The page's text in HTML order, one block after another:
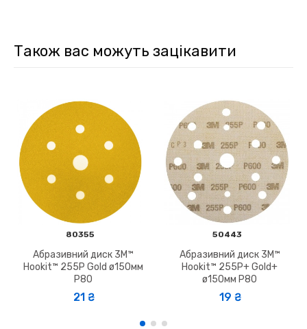
Також вас можуть зацікавити
80355
Абразивний диск 3M™
Hookit™ 255P Gold ø150мм
P80
21 ₴
50443
Абразивний диск 3M™
Hookit™ 255P+ Gold+
ø150мм P80
19 ₴